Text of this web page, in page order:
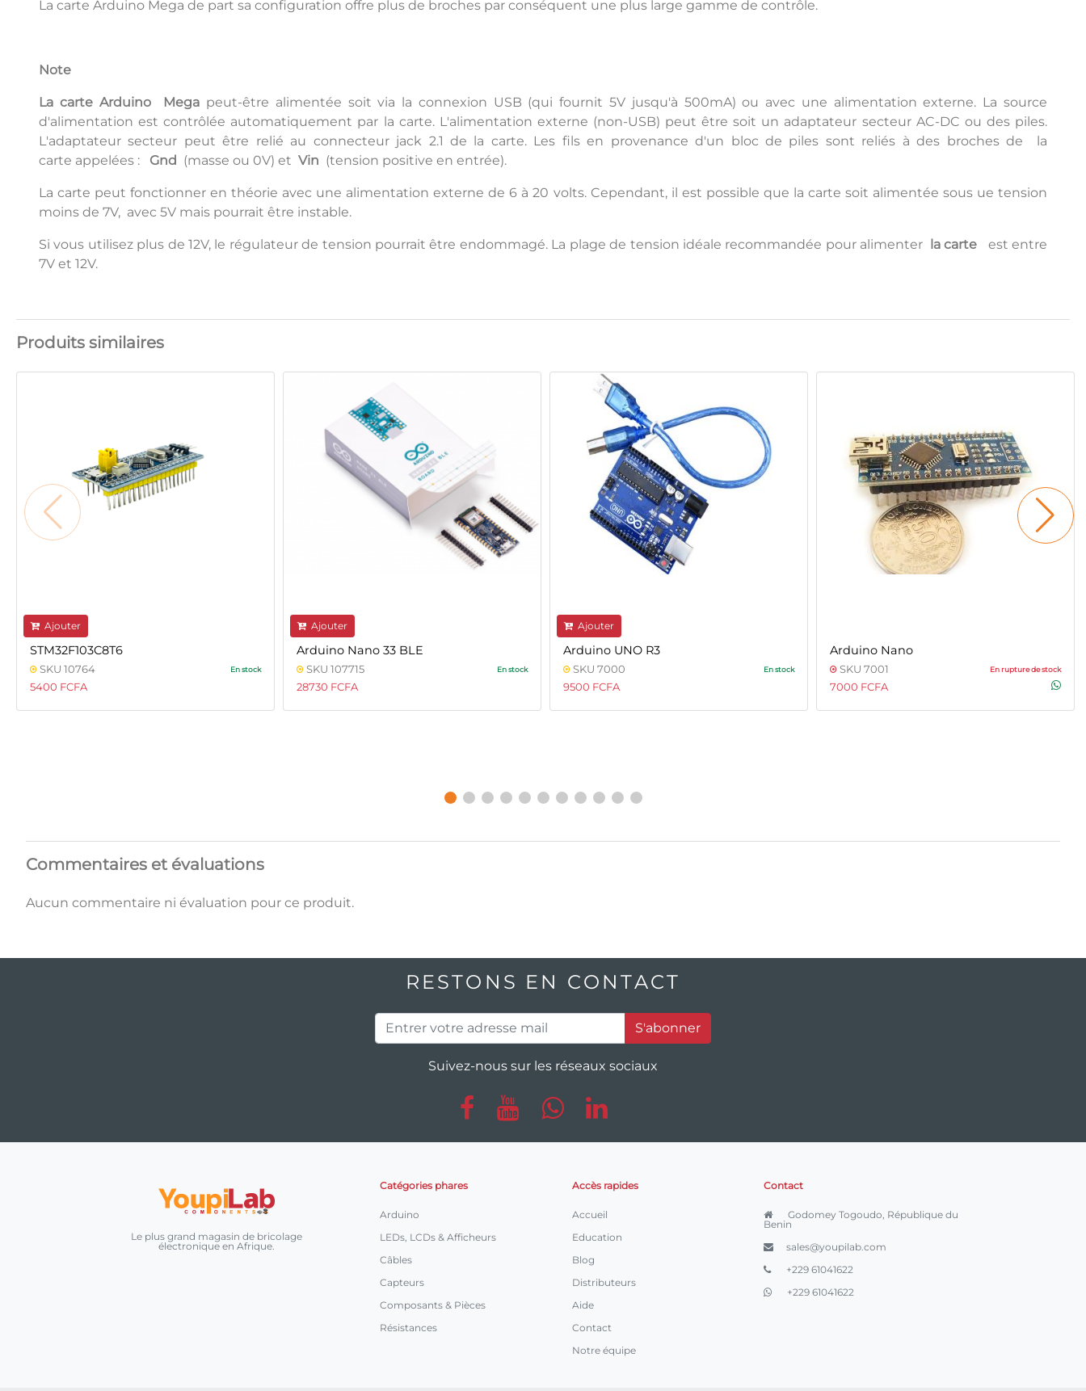
La carte Arduino Mega de part sa configuration offre plus de broches par conséquent une plus large gamme de contrôle.
Note
La carte Arduino Mega peut-être alimentée soit via la connexion USB (qui fournit 5V jusqu'à 500mA) ou avec une alimentation externe. La source
d'alimentation est contrôlée automatiquement par la carte. L'alimentation externe (non-USB) peut être soit un adaptateur secteur AC-DC ou des piles.
L'adaptateur secteur peut être relié au connecteur jack 2.1 de la carte. Les fils en provenance d'un bloc de piles sont reliés à des broches de la
carte appelées : Gnd (masse ou 0V) et Vin (tension positive en entrée).
La carte peut fonctionner en théorie avec une alimentation externe de 6 à 20 volts. Cependant, il est possible que la carte soit alimentée sous ue tension
moins de 7V, avec 5V mais pourrait être instable.
Si vous utilisez plus de 12V, le régulateur de tension pourrait être endommagé. La plage de tension idéale recommandée pour alimenter la carte est entre
7V et 12V.
Produits similaires
Ajouter
STM32F103C8T6
SKU 10764 En stock
5400 FCFA
Ajouter
Arduino Nano 33 BLE
SKU 107715 En stock
28730 FCFA
Ajouter
Arduino UNO R3
SKU 7000 En stock
9500 FCFA
Arduino Nano
SKU 7001 En rupture de stock
7000 FCFA
Commentaires et évaluations
Aucun commentaire ni évaluation pour ce produit.
RESTONS EN CONTACT
S'abonner
Suivez-nous sur les réseaux sociaux
Le plus grand magasin de bricolage
électronique en Afrique.
Catégories phares
Arduino
LEDs, LCDs & Afficheurs
Câbles
Capteurs
Composants & Pièces
Résistances
Accès rapides
Accueil
Education
Blog
Distributeurs
Aide
Contact
Notre équipe
Contact
Godomey Togoudo, République du
Benin
sales@youpilab.com
+229 61041622
+229 61041622